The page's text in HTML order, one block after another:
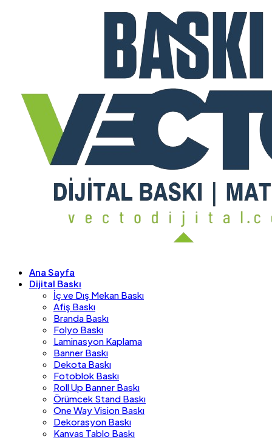
Ana Sayfa
Dijital Baskı
İç ve Dış Mekan Baskı
Afiş Baskı
Branda Baskı
Folyo Baskı
Laminasyon Kaplama
Banner Baskı
Dekota Baskı
Fotoblok Baskı
Roll Up Banner Baskı
Örümcek Stand Baskı
One Way Vision Baskı
Dekorasyon Baskı
Kanvas Tablo Baskı